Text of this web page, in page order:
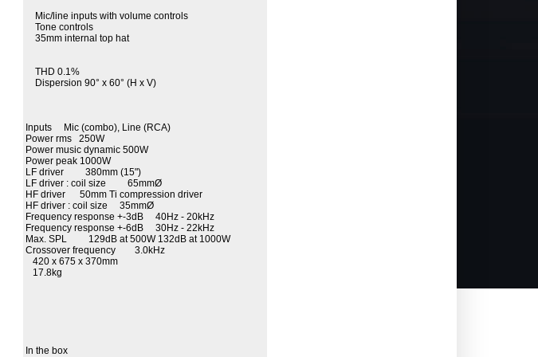
Mic/line inputs with volume controls
Tone controls
35mm internal top hat
THD 0.1%
Dispersion 90° x 60° (H x V)
Inputs Mic (combo), Line (RCA)
Power rms 250W
Power music dynamic 500W
Power peak 1000W
LF driver 380mm (15")
LF driver : coil size 65mmØ
HF driver 50mm Ti compression driver
HF driver : coil size 35mmØ
Frequency response +-3dB 40Hz - 20kHz
Frequency response +-6dB 30Hz - 22kHz
Max. SPL 129dB at 500W 132dB at 1000W
Crossover frequency 3.0kHz
420 x 675 x 370mm
17.8kg
In the box